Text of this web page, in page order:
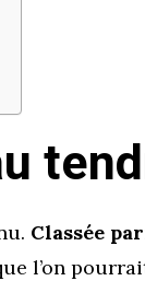
Classée
l’on